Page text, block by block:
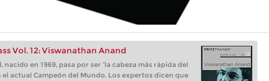
Vol. 12: Viswanathan Anand
nacido en 1969, pasa por ser “la cabeza más rápida del
el actual Campeón del Mundo. Los expertos dicen que